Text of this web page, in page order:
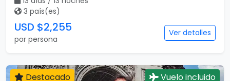
3 país(es)
USD $2,255
por persona
Ver detalles
Destacado Vuelo incluido